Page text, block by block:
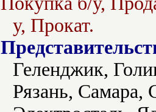
у, Прокат.
Геленджик,
Рязань, Самара,